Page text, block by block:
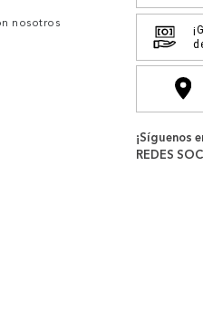
nosotros
¡Síguenos
REDES